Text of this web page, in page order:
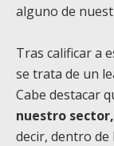
alguno de
Tras calificar a
se trata de un
Cabe destacar
nuestro
decir, dentro